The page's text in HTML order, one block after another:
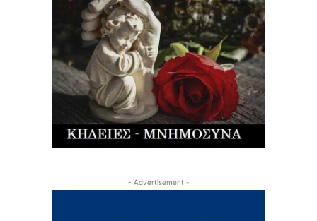
- Advertisement -